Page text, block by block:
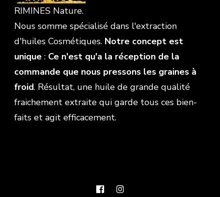
RIMINES Nature.
Nous somme spécialisé dans l'extraction
d'huiles Cosmétiques. Notre concept est
unique : Ce n'est qu'a la réception de la
commande que nous pressons les graines à
froid. Résultat, une huile de grande qualité
fraichement extraite qui garde tous ces bien-
faits et agit efficacement.